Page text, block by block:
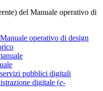
del Manuale operativo di
operativo di design
pubblici digitali
digitale (e-